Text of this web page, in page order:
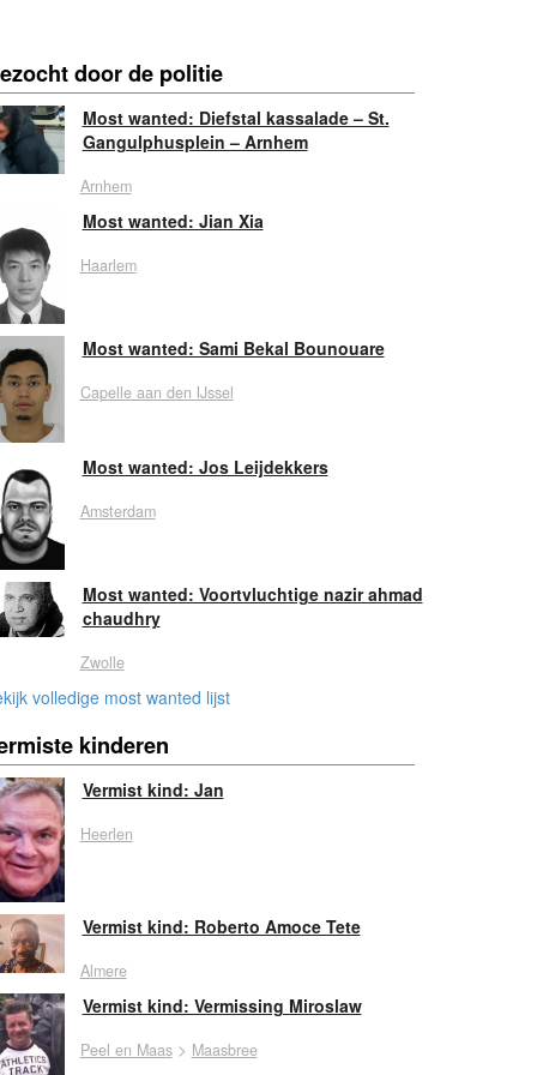
door de politie
Most wanted: Diefstal kassalade – St.
Gangulphusplein – Arnhem
Arnhem
Most wanted: Jian Xia
Haarlem
Most wanted: Sami Bekal Bounouare
Capelle aan den IJssel
Most wanted: Jos Leijdekkers
Amsterdam
Most wanted: Voortvluchtige nazir ahmad
chaudhry
Zwolle
volledige most wanted lijst
kinderen
Vermist kind: Jan
Heerlen
Vermist kind: Roberto Amoce Tete
Almere
Vermist kind: Vermissing Miroslaw
Peel en Maas> Maasbree